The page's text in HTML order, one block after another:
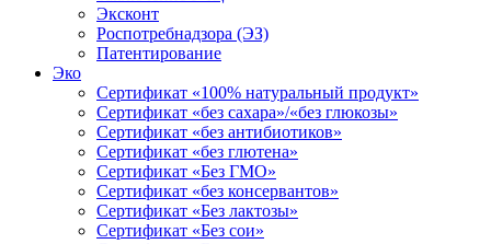
Эксконт
Роспотребнадзора (ЭЗ)
Патентирование
Эко
Сертификат «100% натуральный продукт»
Сертификат «без сахара»/«без глюкозы»
Сертификат «без антибиотиков»
Сертификат «без глютена»
Сертификат «Без ГМО»
Сертификат «без консервантов»
Сертификат «Без лактозы»
Сертификат «Без сои»